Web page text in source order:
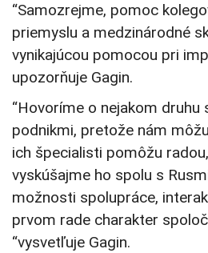
“Samozrejme, pomoc
priemyslu a medzinárodné
vynikajúcou pomocou pri
upozorňuje Gagin.
“Hovoríme o nejakom druhu
podnikmi, pretože nám
ich špecialisti pomôžu
vyskúšajme ho spolu s
možnosti spolupráce,
prvom rade charakter
“vysvetľuje Gagin.